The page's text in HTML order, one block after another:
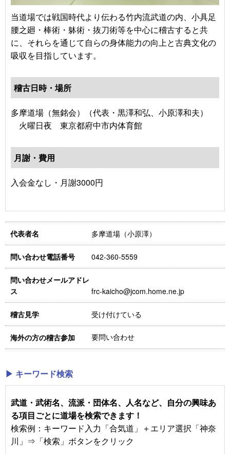
当道場では戦国時代より伝わる竹内流武道の内、小具足
腰之廻・棒術・躰術・抜刀術等を中心に稽古すると共
に、それらを通じて自らの身体能力の向上と古典文化の
吸収を目指しています。
稽古日時・場所
多摩道場（無銘会）（代表・黒澤和弘、小原澤和夫）
火曜日夜 東京都府中市内体育館
月謝・費用
入会金なし・月謝3000円
代表者名 多摩道場（小原澤）
問い合わせ電話番号 042-360-5559
問い合わせメールアドレ
ス
frc-kaicho@jcom.home.ne.jp
稽古見学 受け付けている
海外の方の稽古参加 要問い合わせ
▶ キーワード検索
武道・武術名、流派・団体名、人名など、自分の興味あ
る項目ごとに道場を検索できます！
検索例：キーワード入力「合気道」＋エリア選択「神奈
川」⇒「検索」ボタンをクリック